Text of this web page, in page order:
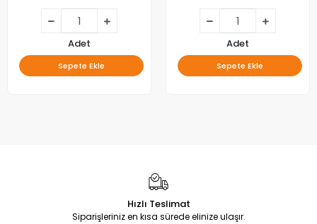
Adet
Sepete Ekle
Adet
Sepete Ekle
Hızlı Teslimat
Siparişleriniz en kısa sürede elinize ulaşır.